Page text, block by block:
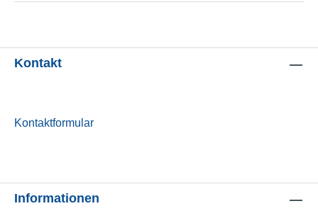
Kontakt
Kontaktformular
Informationen